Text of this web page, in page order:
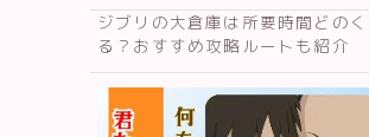
ジブリの大倉庫は所要時間どの
る？おすすめ攻略ルートも紹介